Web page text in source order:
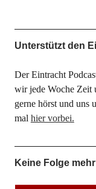
Unterstützt den
Der Eintracht
wir jede Woche Zeit
gerne hörst und uns
mal hier vorbei.
Keine Folge